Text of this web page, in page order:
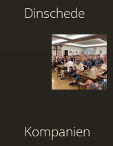
Dinschede
Kompanien